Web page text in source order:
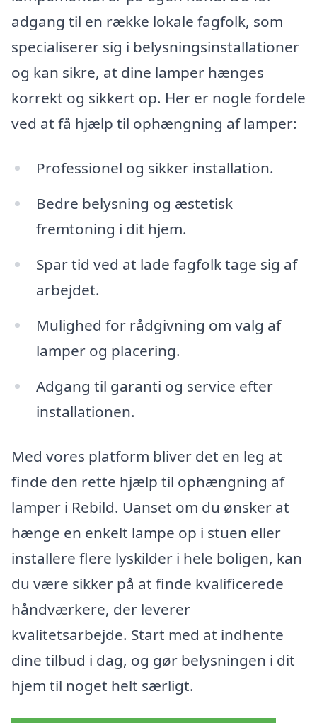
adgang til en række lokale fagfolk, som
specialiserer sig i belysningsinstallationer
og kan sikre, at dine lamper hænges
korrekt og sikkert op. Her er nogle fordele
ved at få hjælp til ophængning af lamper:
Professionel og sikker installation.
Bedre belysning og æstetisk
fremtoning i dit hjem.
Spar tid ved at lade fagfolk tage sig af
arbejdet.
Mulighed for rådgivning om valg af
lamper og placering.
Adgang til garanti og service efter
installationen.
Med vores platform bliver det en leg at
finde den rette hjælp til ophængning af
lamper i Rebild. Uanset om du ønsker at
hænge en enkelt lampe op i stuen eller
installere flere lyskilder i hele boligen, kan
du være sikker på at finde kvalificerede
håndværkere, der leverer
kvalitetsarbejde. Start med at indhente
dine tilbud i dag, og gør belysningen i dit
hjem til noget helt særligt.